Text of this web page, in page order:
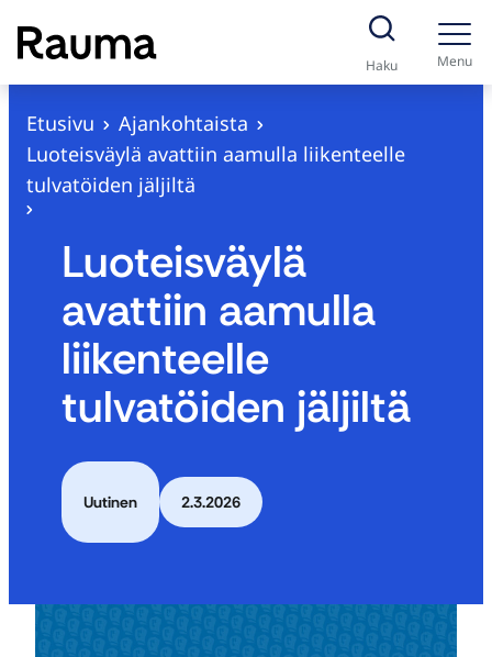
S
i
Haku Menu
Etusivu
Ajankohtaista
Luoteisväylä avattiin aamulla liikenteelle
tulvatöiden jäljiltä
Luoteisväylä
avattiin aamulla
liikenteelle
tulvatöiden jäljiltä
Uutinen 2.3.2026